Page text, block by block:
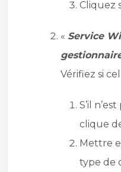
Cliquez
« Service
Vérifiez si
S’il
clique
Mettre
type de